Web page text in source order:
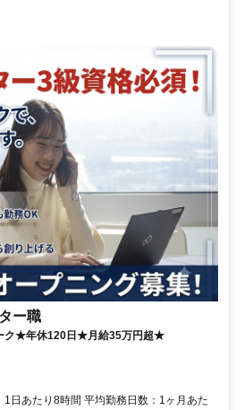
ー職
ク★年休120日★月給35万円超★
日あたり8時間 平均勤務日数：1ヶ月あた